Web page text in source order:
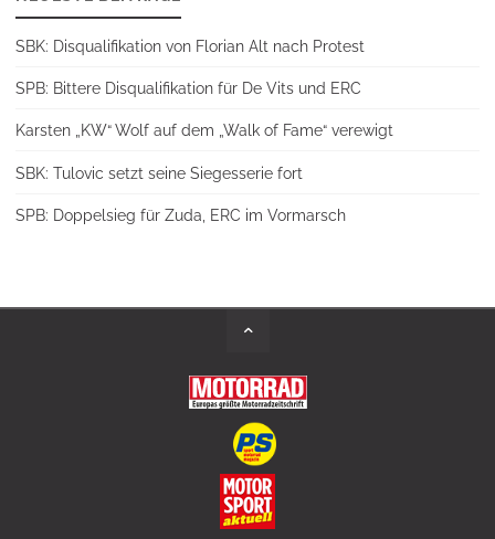
SBK: Disqualifikation von Florian Alt nach Protest
SPB: Bittere Disqualifikation für De Vits und ERC
Karsten „KW“ Wolf auf dem „Walk of Fame“ verewigt
SBK: Tulovic setzt seine Siegesserie fort
SPB: Doppelsieg für Zuda, ERC im Vormarsch
Back